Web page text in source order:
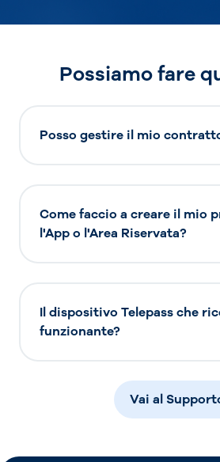
Possiamo fare
Posso gestire il mio
Come faccio a creare il mio
l'App o l'Area Riservata?
Il dispositivo Telepass che
funzionante?
Vai al